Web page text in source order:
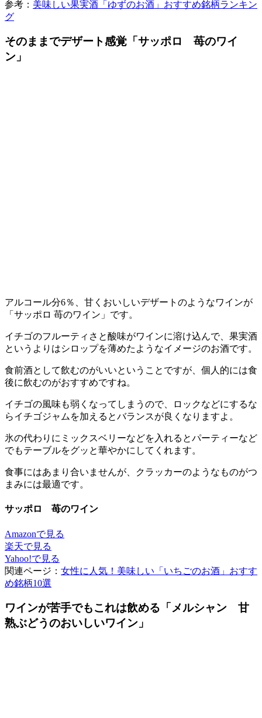
参考： 美味しい果実酒「ゆずのお酒」おすすめ銘柄ランキン
グ
そのままでデザート感覚「サッポロ 苺のワイ
ン」
アルコール分6％、甘くおいしいデザートのようなワインが
「サッポロ 苺のワイン」です。
イチゴのフルーティさと酸味がワインに溶け込んで、果実酒
というよりはシロップを薄めたようなイメージのお酒です。
食前酒として飲むのがいいということですが、個人的には食
後に飲むのがおすすめですね。
イチゴの風味も弱くなってしまうので、ロックなどにするな
らイチゴジャムを加えるとバランスが良くなりますよ。
氷の代わりにミックスベリーなどを入れるとパーティーなど
でもテーブルをグッと華やかにしてくれます。
食事にはあまり合いませんが、クラッカーのようなものがつ
まみには最適です。
サッポロ 苺のワイン
Amazonで見る
楽天で見る
Yahoo!で見る
関連ページ： 女性に人気！美味しい「いちごのお酒」おすす
め銘柄10選
ワインが苦手でもこれは飲める「メルシャン 甘
熟ぶどうのおいしいワイン」